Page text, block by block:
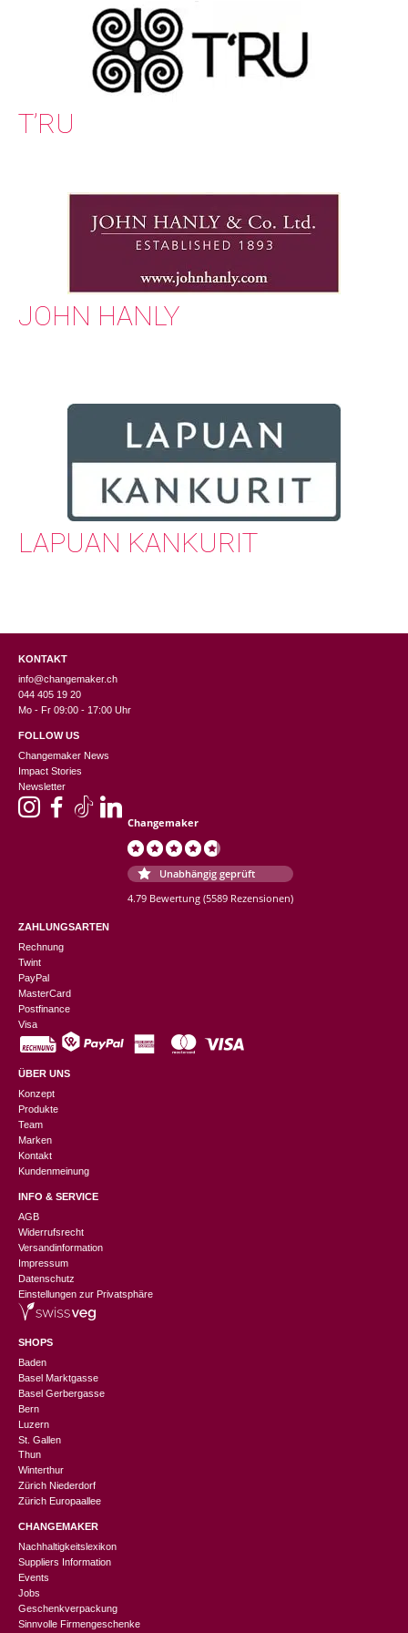
T’RU
JOHN HANLY
LAPUAN KANKURIT
KONTAKT
info@changemaker.ch
044 405 19 20
Mo - Fr 09:00 - 17:00 Uhr
FOLLOW US
Changemaker News
Impact Stories
Newsletter
Changemaker
Unabhängig geprüft
4.79 Bewertung (5589 Rezensionen)
ZAHLUNGSARTEN
Rechnung
Twint
PayPal
MasterCard
Postfinance
Visa
ÜBER UNS
Konzept
Produkte
Team
Marken
Kontakt
Kundenmeinung
INFO & SERVICE
AGB
Widerrufsrecht
Versandinformation
Impressum
Datenschutz
Einstellungen zur Privatsphäre
SHOPS
Baden
Basel Marktgasse
Basel Gerbergasse
Bern
Luzern
St. Gallen
Thun
Winterthur
Zürich Niederdorf
Zürich Europaallee
CHANGEMAKER
Nachhaltigkeitslexikon
Suppliers Information
Events
Jobs
Geschenkverpackung
Sinnvolle Firmengeschenke